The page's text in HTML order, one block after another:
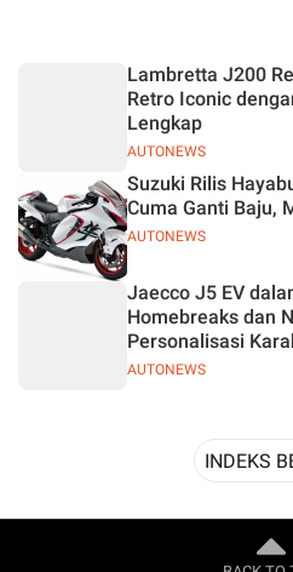
AUTONEWS
Lambretta J200
Retro Iconic
Lengkap
AUTONEWS
Suzuki Rilis
Cuma Ganti Baju,
AUTONEWS
Jaecco J5 EV
Homebreaks dan
Personalisasi
INDEKS